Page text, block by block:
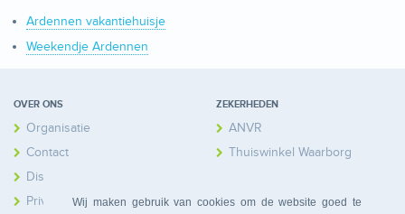
Wij maken gebruik van cookies om de website goed te
Ardennen vakantiehuisje
Weekendje Ardennen
OVER ONS
Organisatie
Contact
Disclaimer
Privacy
ZEKERHEDEN
ANVR
Thuiswinkel Waarborg